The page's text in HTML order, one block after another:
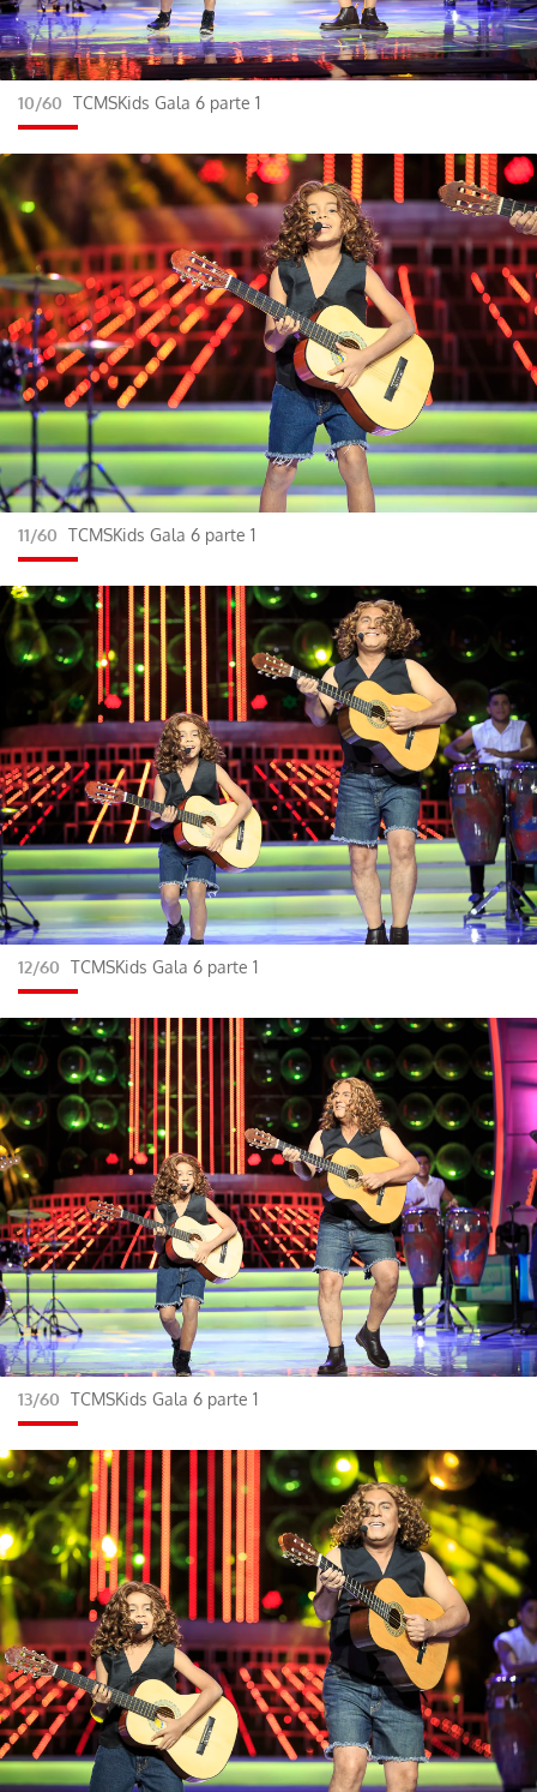
Gracias por suscribirte a nuestro boletín.
10/60 TCMSKids Gala 6 parte 1
11/60 TCMSKids Gala 6 parte 1
12/60 TCMSKids Gala 6 parte 1
13/60 TCMSKids Gala 6 parte 1